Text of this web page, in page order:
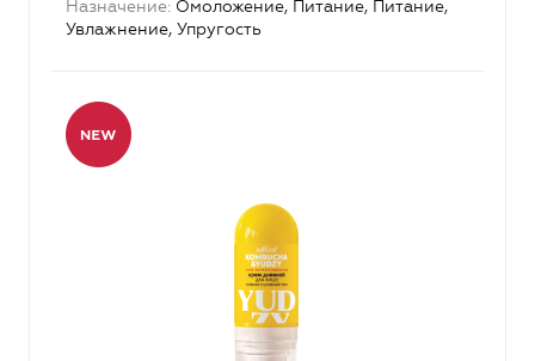
Назначение Омоложение, Питание, Питание,
Увлажнение, Упругость